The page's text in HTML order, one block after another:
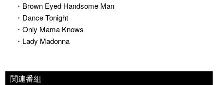
・Brown Eyed Handsome Man
・Dance Tonight
・Only Mama Knows
・Lady Madonna
関連番組